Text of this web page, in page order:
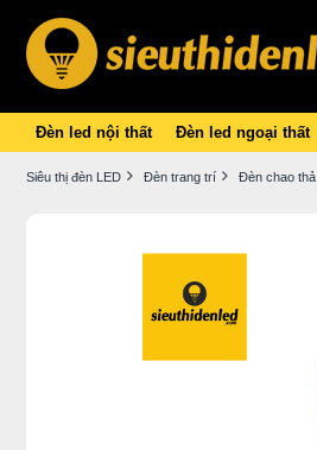
Đèn led nội thất Đèn led ngoại thất
Siêu thị đèn LED Đèn trang trí Đèn chao thả